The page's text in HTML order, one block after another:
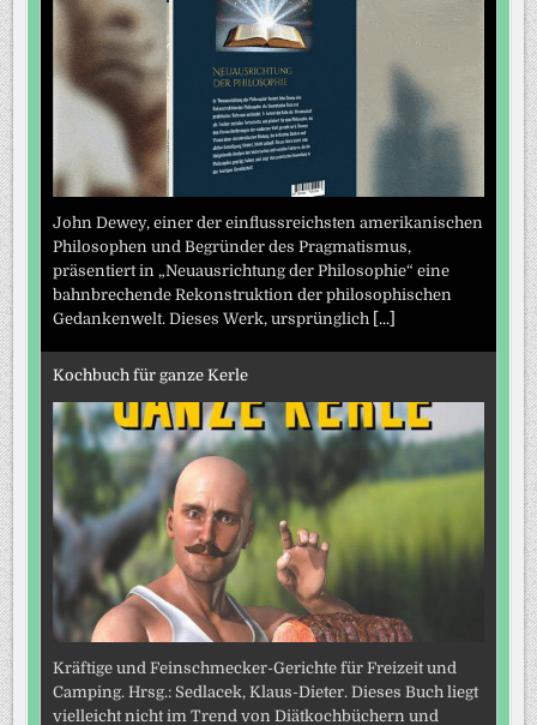
John Dewey, einer der einflussreichsten amerikanischen
Philosophen und Begründer des Pragmatismus,
präsentiert in „Neuausrichtung der Philosophie“ eine
bahnbrechende Rekonstruktion der philosophischen
Gedankenwelt. Dieses Werk, ursprünglich [...]
Kochbuch für ganze Kerle
Kräftige und Feinschmecker-Gerichte für Freizeit und
Camping. Hrsg.: Sedlacek, Klaus-Dieter. Dieses Buch liegt
vielleicht nicht im Trend von Diätkochbüchern und